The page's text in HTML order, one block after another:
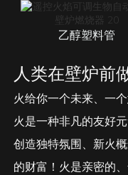
乙醇塑料管
人类在壁炉前
火给你一个未来、一
火是一种非凡的友好
创造独特氛围、新火
的财富！火是亲密的